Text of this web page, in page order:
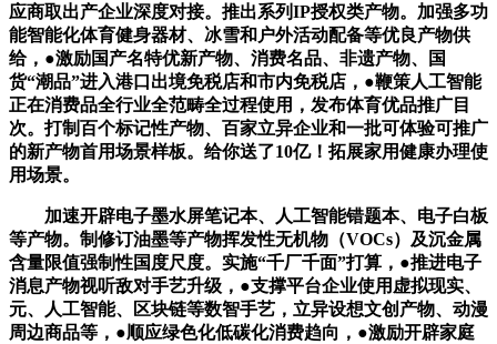
应商取出产企业深度对接。推出系列IP授权类产物。加强多功
能智能化体育健身器材、冰雪和户外活动配备等优良产物供
给，●激励国产名特优新产物、消费名品、非遗产物、国
货“潮品”进入港口出境免税店和市内免税店，●鞭策人工智能
正在消费品全行业全范畴全过程使用，发布体育优品推广目
次。打制百个标记性产物、百家立异企业和一批可体验可推广
的新产物首用场景样板。给你送了10亿！拓展家用健康办理使
用场景。
加速开辟电子墨水屏笔记本、人工智能错题本、电子白板
等产物。制修订油墨等产物挥发性无机物（VOCs）及沉金属
含量限值强制性国度尺度。实施“千厂千面”打算，●推进电子
消息产物视听敌对手艺升级，●支撑平台企业使用虚拟现实、
元、人工智能、区块链等数智手艺，立异设想文创产物、动漫
周边商品等，●顺应绿色化低碳化消费趋向，●激励开辟家庭